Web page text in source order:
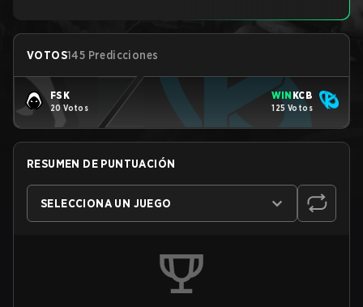
VOTOS145 Predicciones
FSK
20 Votos
WIN KCB
125 Votos
RESUMEN DE PUNTUACIÓN
SELECCIONA UN JUEGO